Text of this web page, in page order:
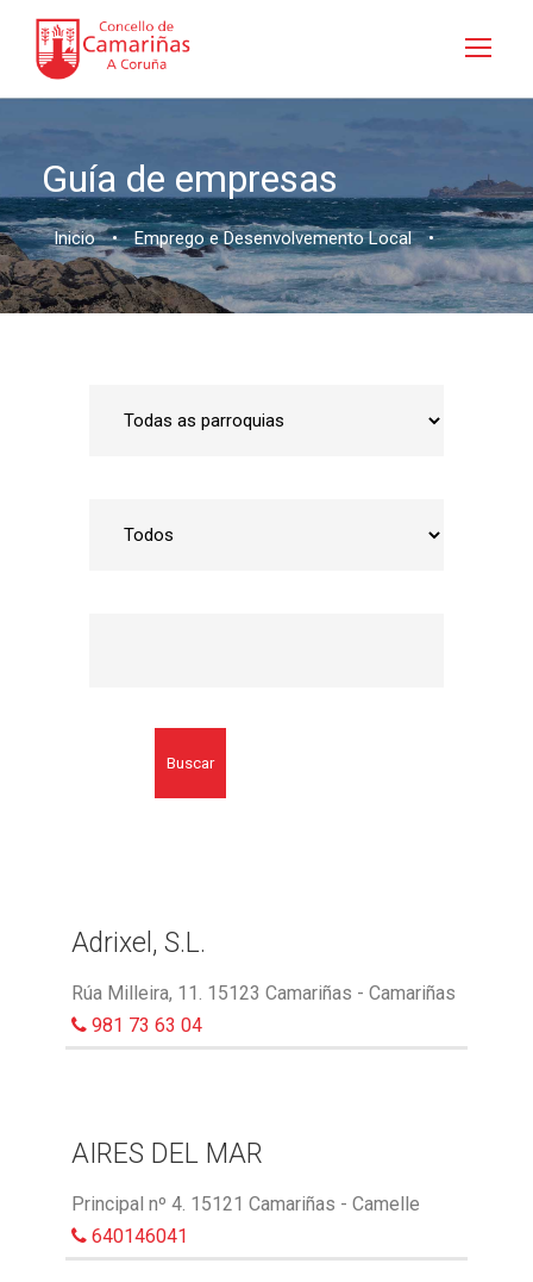
Guía de empresas
Inicio • Emprego e Desenvolvemento Local •
Buscar
Adrixel, S.L.
Rúa Milleira, 11. 15123 Camariñas - Camariñas
981 73 63 04
AIRES DEL MAR
Principal nº 4. 15121 Camariñas - Camelle
640146041